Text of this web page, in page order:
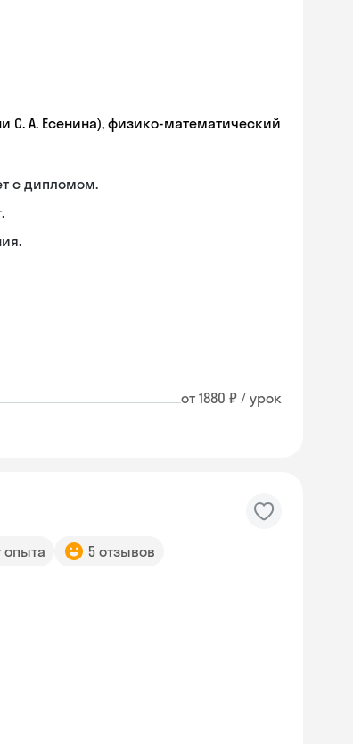
С. А. Есенина), физико-математический
с дипломом.
от 1880 ₽ / урок
опыта 5 отзывов